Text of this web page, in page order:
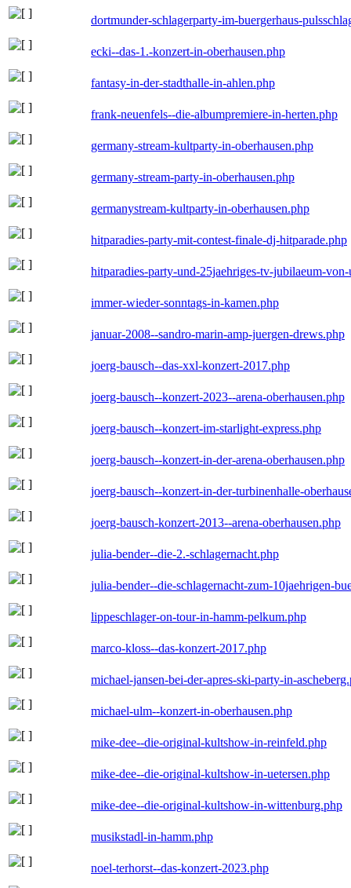
dortmunder-schlagerparty-im-buergerhaus-
ecki--das-1.-konzert-in-oberhausen.php
fantasy-in-der-stadthalle-in-ahlen.php
frank-neuenfels--die-albumpremiere-in-herten.php
germany-stream-kultparty-in-oberhausen.php
germany-stream-party-in-oberhausen.php
germanystream-kultparty-in-oberhausen.php
hitparadies-party-mit-contest-finale-dj-hitparade.php
hitparadies-party-und-25jaehriges-tv-jubilaeum-
immer-wieder-sonntags-in-kamen.php
januar-2008--sandro-marin-amp-juergen-drews.php
joerg-bausch--das-xxl-konzert-2017.php
joerg-bausch--konzert-2023--arena-oberhausen.php
joerg-bausch--konzert-im-starlight-express.php
joerg-bausch--konzert-in-der-arena-oberhausen.php
joerg-bausch--konzert-in-der-turbinenhalle-
joerg-bausch-konzert-2013--arena-oberhausen.php
julia-bender--die-2.-schlagernacht.php
julia-bender--die-schlagernacht-zum-10jaehrigen-
lippeschlager-on-tour-in-hamm-pelkum.php
marco-kloss--das-konzert-2017.php
michael-jansen-bei-der-apres-ski-party-in-
michael-ulm--konzert-in-oberhausen.php
mike-dee--die-original-kultshow-in-reinfeld.php
mike-dee--die-original-kultshow-in-uetersen.php
mike-dee--die-original-kultshow-in-wittenburg.php
musikstadl-in-hamm.php
noel-terhorst--das-konzert-2023.php